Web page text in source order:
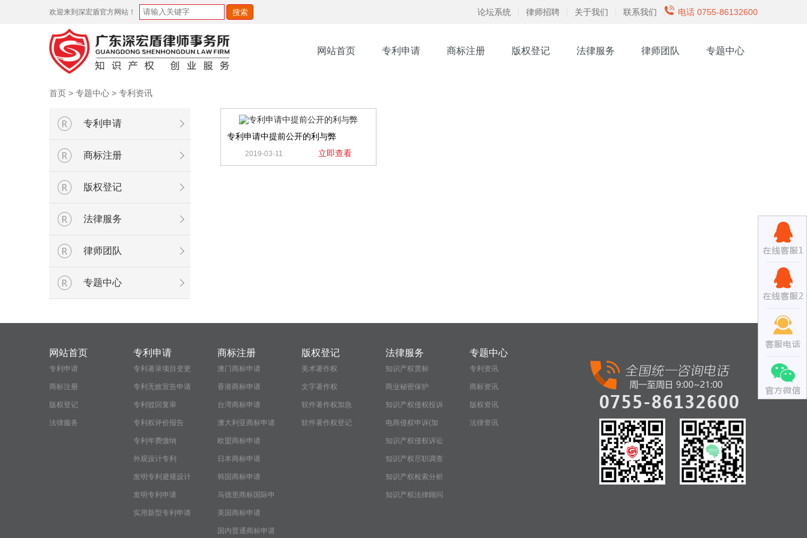
欢迎来到深宏盾官方网站！ 论坛系统 律师招聘 关于我们 联系我们 电话 0755-86132600
网站首页 专利申请 商标注册 版权登记 法律服务 律师团队 专题中心
首页 > 专题中心 > 专利资讯
专利申请
商标注册
版权登记
法律服务
律师团队
专题中心
专利申请中提前公开的利与弊
2019-03-11 立即查看
网站首页
专利申请
商标注册
版权登记
法律服务
专利申请
专利著录项目变更
专利无效宣告申请
专利驳回复审
专利权评价报告
专利年费缴纳
外观设计专利
发明专利避规设计
发明专利申请
实用新型专利申请
商标注册
澳门商标申请
香港商标申请
台湾商标申请
澳大利亚商标申请
欧盟商标申请
日本商标申请
韩国商标申请
马德里商标国际申
请
美国商标申请
国内普通商标申请
版权登记
美术著作权
文字著作权
软件著作权加急
软件著作权登记
法律服务
知识产权贯标
商业秘密保护
知识产权侵权投诉
电商侵权申诉(加
急）
知识产权侵权诉讼
知识产权尽职调查
报告
知识产权检索分析
报告
知识产权法律顾问
专题中心
专利资讯
商标资讯
版权资讯
法律资讯